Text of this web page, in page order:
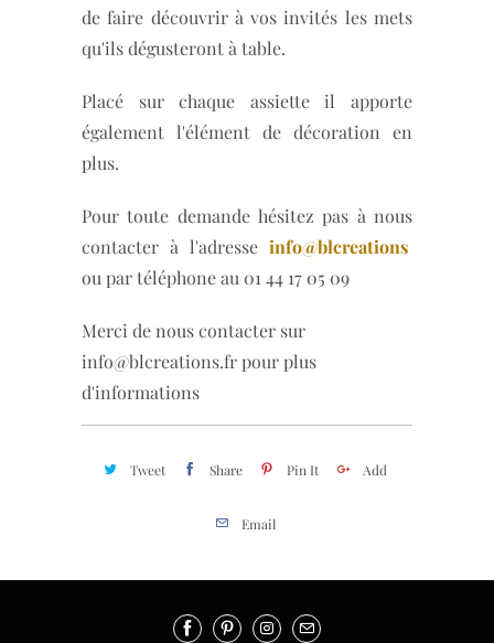
de faire découvrir à vos invités les mets
qu'ils dégusteront à table.
Placé sur chaque assiette il apporte
également l'élément de décoration en
plus.
Pour toute demande hésitez pas à nous
contacter à l'adresse info@blcreations
ou par téléphone au 01 44 17 05 09
Merci de nous contacter sur
info@blcreations.fr pour plus
d'informations
Tweet Share Pin It Add
Email